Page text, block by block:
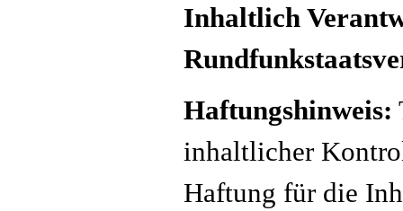
Inhaltlich
Haftungshinweis:
inhaltlicher
Haftung für die